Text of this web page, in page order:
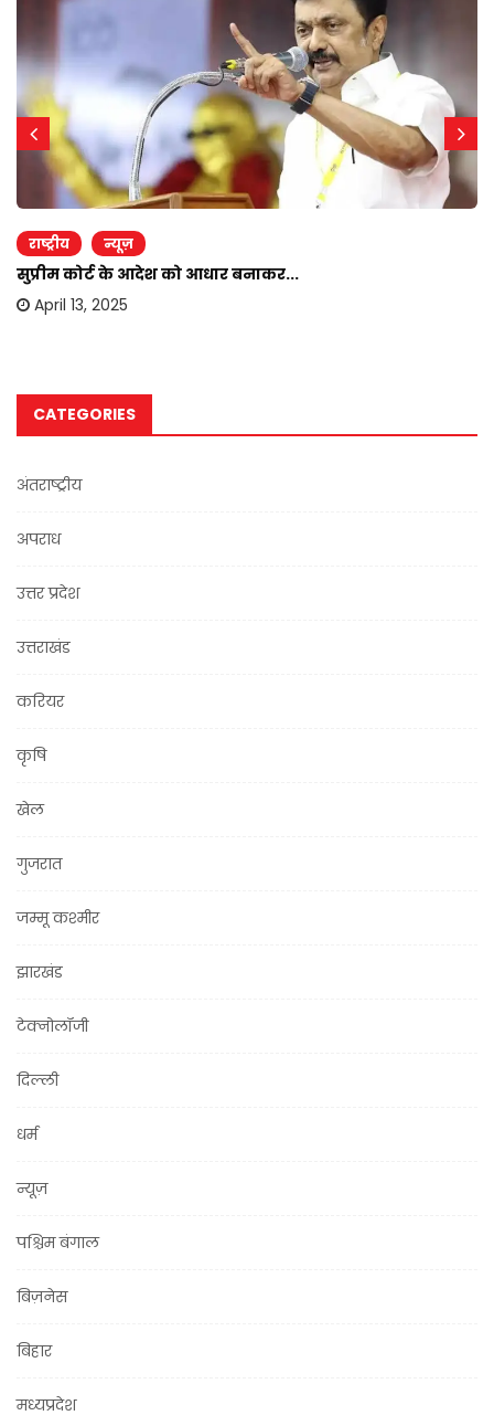
राष्ट्रीय न्यूज़
सुप्रीम कोर्ट के आदेश को आधार बनाकर...
April 13, 2025
CATEGORIES
अंतराष्ट्रीय
अपराध
उत्तर प्रदेश
उत्तराखंड
करियर
कृषि
खेल
गुजरात
जम्मू कश्मीर
झारखंड
टेक्नोलॉजी
दिल्ली
धर्म
न्यूज़
पश्चिम बंगाल
बिज़नेस
बिहार
मध्यप्रदेश